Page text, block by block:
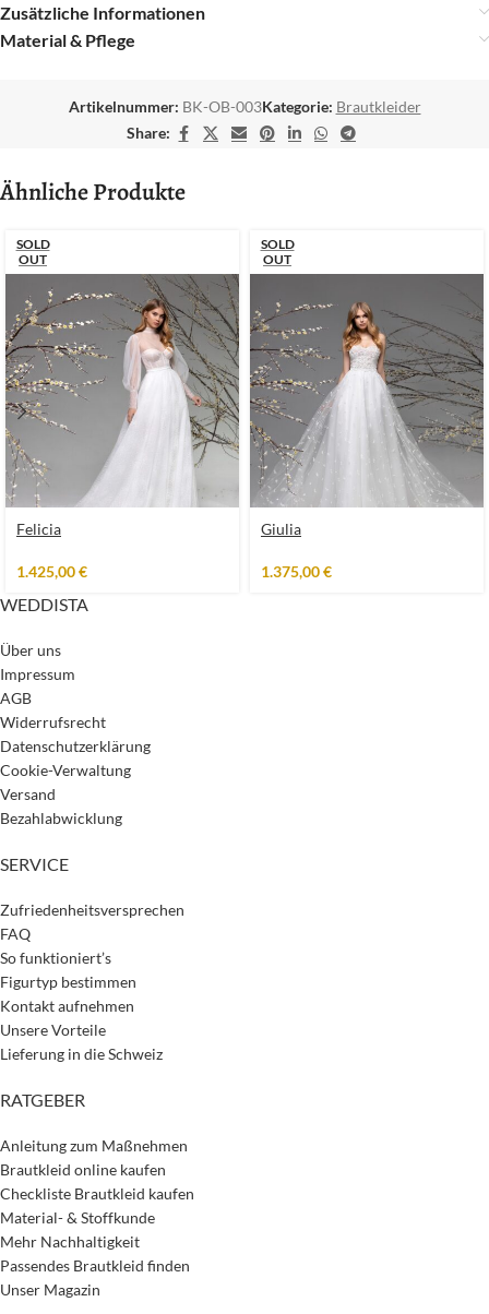
Zusätzliche Informationen
Material & Pflege
Artikelnummer: BK-OB-003Kategorie: Brautkleider
Share:
Ähnliche Produkte
SOLD
OUT
Felicia
1.425,00€
SOLD
OUT
Giulia
1.375,00€
WEDDISTA
Über uns
Impressum
AGB
Widerrufsrecht
Datenschutzerklärung
Cookie-Verwaltung
Versand
Bezahlabwicklung
SERVICE
Zufriedenheitsversprechen
FAQ
So funktioniert’s
Figurtyp bestimmen
Kontakt aufnehmen
Unsere Vorteile
Lieferung in die Schweiz
RATGEBER
Anleitung zum Maßnehmen
Brautkleid online kaufen
Checkliste Brautkleid kaufen
Material- & Stoffkunde
Mehr Nachhaltigkeit
Passendes Brautkleid finden
Unser Magazin